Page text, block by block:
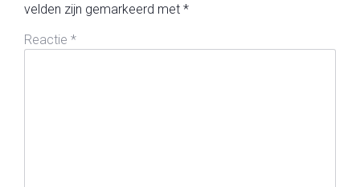
velden zijn gemarkeerd met *
Reactie *